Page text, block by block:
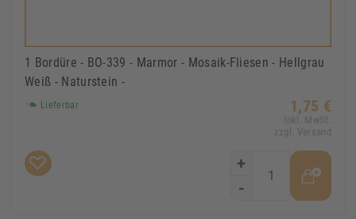
1 Bordüre - BO-339 - Marmor - Mosaik-Fliesen - Hellgrau
Weiß - Naturstein -
Lieferbar 1,75 €
Inkl. MwSt.
zzgl. Versand
+
-